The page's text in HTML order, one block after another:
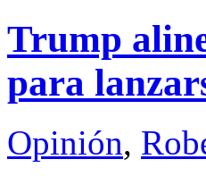
Trump
para
Opinión,